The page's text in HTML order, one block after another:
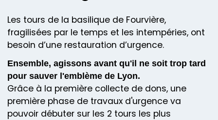
Les tours de la basilique de Fourvière,
fragilisées par le temps et les intempéries, ont
besoin d’une restauration d’urgence.
Ensemble, agissons avant qu'il ne soit trop tard
pour sauver l'emblème de Lyon.
Grâce à la première collecte de dons, une
première phase de travaux d'urgence va
pouvoir débuter sur les 2 tours les plus